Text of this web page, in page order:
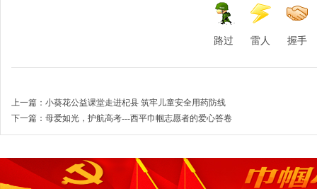
路过 雷人 握手
上一篇： 小葵花公益课堂走进杞县 筑牢儿童安全用药防线
下一篇： 母爱如光，护航高考---西平巾帼志愿者的爱心答卷